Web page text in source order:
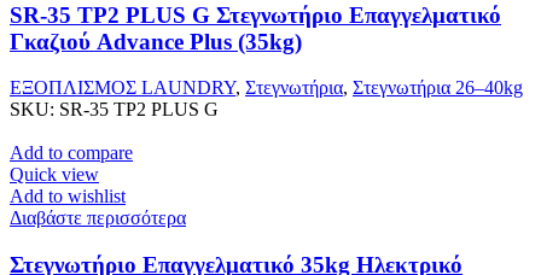
SR-35 TP2 PLUS G Στεγνωτήριο Επαγγελματικό
Γκαζιού Advance Plus (35kg)
ΕΞΟΠΛΙΣΜΟΣ LAUNDRY, Στεγνωτήρια, Στεγνωτήρια 26–40kg
SKU: SR-35 TP2 PLUS G
Add to compare
Quick view
Add to wishlist
Διαβάστε περισσότερα
Στεγνωτήριο Επαγγελματικό 35kg Ηλεκτρικό